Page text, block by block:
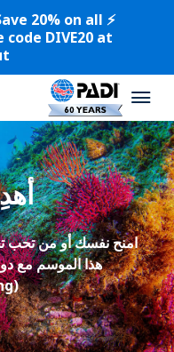
20% on all
DIVE20 at
امنح نفسك أو من تحب
(eLearning).